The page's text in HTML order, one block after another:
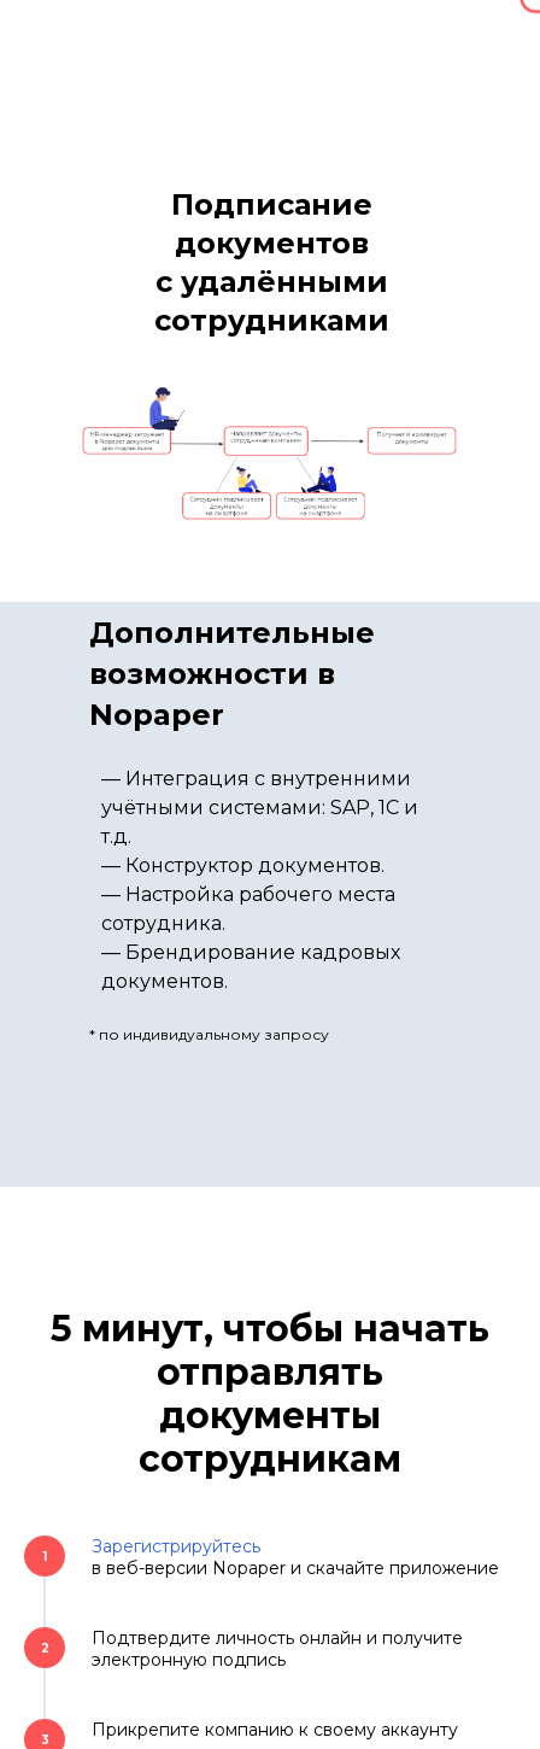
Подписание
документов
с удалёнными
сотрудниками
* по индивидуальному запросу
— Интеграция с внутренними
учётными системами: SAP, 1C и
т.д.
— Конструктор документов.
— Настройка рабочего места
сотрудника.
— Брендирование кадровых
документов.
Дополнительные
возможности в
Nopaper
5 минут, чтобы начать
отправлять
документы
сотрудникам
1
Зарегистрируйтесь
в веб-версии Nopaper и скачайте приложение
2
Подтвердите личность онлайн и получите
электронную подпись
3 Прикрепите компанию к своему аккаунту